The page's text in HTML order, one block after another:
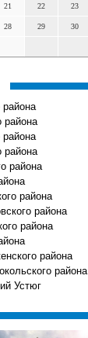
21 22 23
28 29 30
района
района
района
района
района
района
района
района
района
района
Устюг